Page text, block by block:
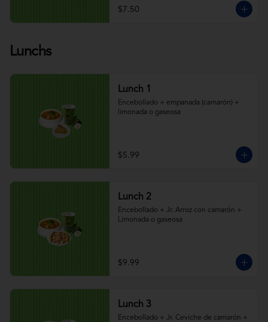
$7.50
Lunchs
Lunch 1
Encebollado + empanada (camarón) +
limonada o gaseosa
$5.99
Lunch 2
Encebollado + Jr. Arroz con camarón +
Limonada o gaseosa
$9.99
Lunch 3
Encebollado + Jr. Ceviche de camarón +